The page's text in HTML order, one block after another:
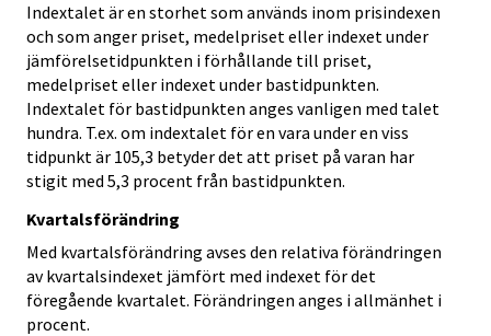
Indextalet är en storhet som används inom prisindexen
och som anger priset, medelpriset eller indexet under
jämförelsetidpunkten i förhållande till priset,
medelpriset eller indexet under bastidpunkten.
Indextalet för bastidpunkten anges vanligen med talet
hundra. T.ex. om indextalet för en vara under en viss
tidpunkt är 105,3 betyder det att priset på varan har
stigit med 5,3 procent från bastidpunkten.
Kvartalsförändring
Med kvartalsförändring avses den relativa förändringen
av kvartalsindexet jämfört med indexet för det
föregående kvartalet. Förändringen anges i allmänhet i
procent.